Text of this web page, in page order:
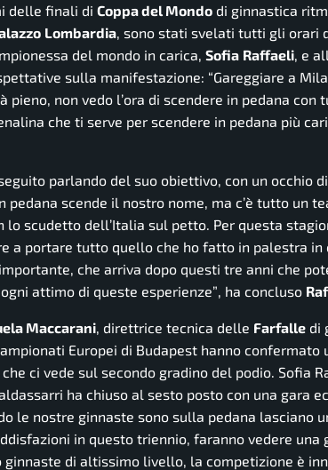
delle finali di Coppa del Mondo di ginnastica
Lombardia , sono stati svelati tutti gli orari
del mondo in carica, Sofia Raffaeli , e
sulla manifestazione: “Gareggiare a
pieno, non vedo l’ora di scendere in pedana
che ti serve per scendere in pedana più
parlando del suo obiettivo, con un occhio
pedana scende il nostro nome, ma c’è tutto un
lo scudetto dell’Italia sul petto. Per questa
a portare tutto quello che ho fatto in palestra in
che arriva dopo questi tre anni che
attimo di queste esperienze” , ha concluso
Maccarani , direttrice tecnica delle Farfalle di
Europei di Budapest hanno
ci vede sul secondo gradino del podio. Sofia
ha chiuso al sesto posto con una gara
le nostre ginnaste sono sulla pedana lasciano
in questo triennio, faranno vedere
di altissimo livello, la competizione è